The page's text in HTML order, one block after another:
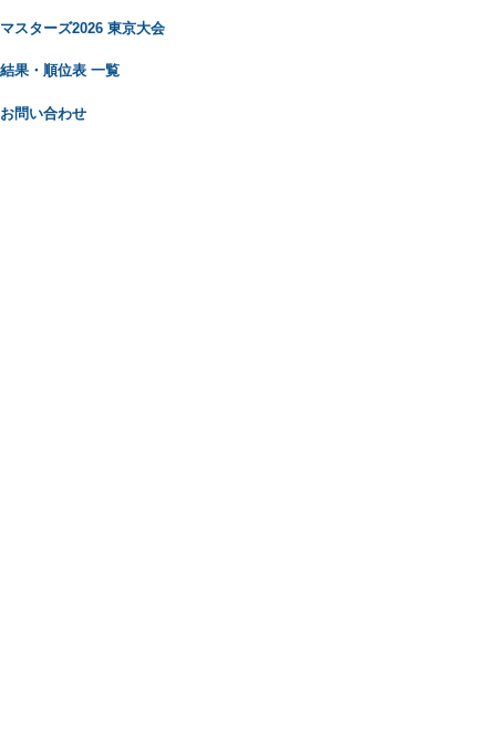
マスターズ2026 東京大会
結果・順位表 一覧
お問い合わせ